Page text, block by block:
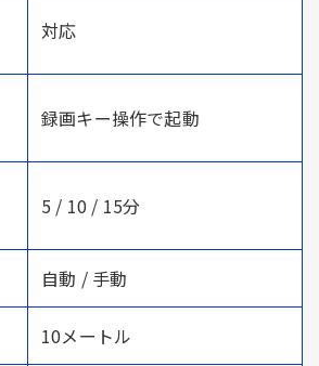
対応
録画キー操作で起動
5 / 10 / 15分
自動 / 手動
10メートル